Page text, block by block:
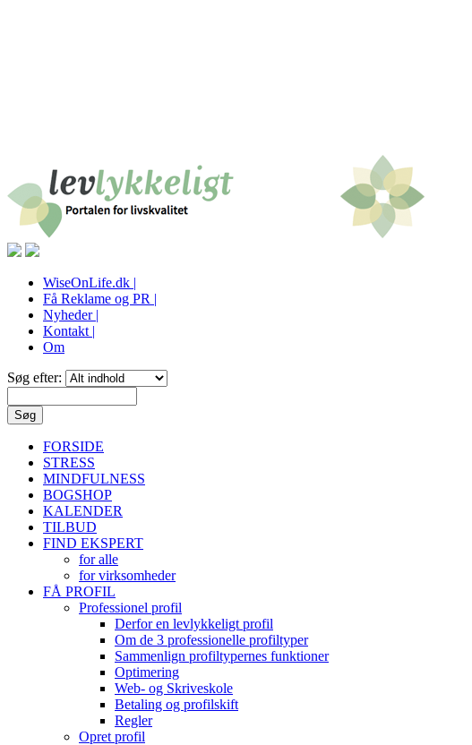
WiseOnLife.dk |
Få Reklame og PR |
Nyheder |
Kontakt |
Om
Søg efter:
FORSIDE
STRESS
MINDFULNESS
BOGSHOP
KALENDER
TILBUD
FIND EKSPERT
for alle
for virksomheder
FÅ PROFIL
Professionel profil
Derfor en levlykkeligt profil
Om de 3 professionelle profiltyper
Sammenlign profiltypernes funktioner
Optimering
Web- og Skriveskole
Betaling og profilskift
Regler
Opret profil